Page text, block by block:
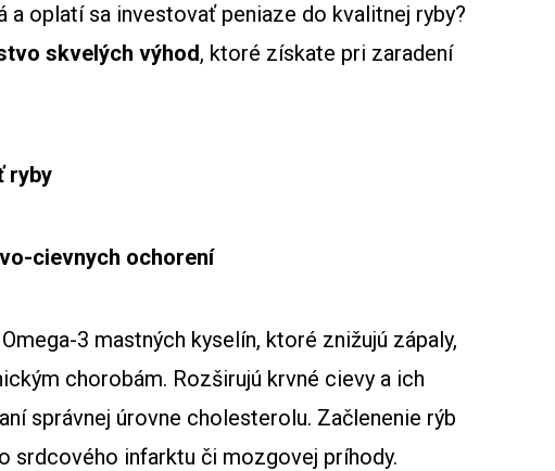
oplatí sa investovať peniaze do kvalitnej ryby?
skvelých výhod, ktoré získate pri zaradení
ryby
cievnych ochorení
3 mastných kyselín, ktoré znižujú zápaly,
chorobám. Rozširujú krvné cievy a ich
správnej úrovne cholesterolu. Začlenenie rýb
srdcového infarktu či mozgovej príhody.